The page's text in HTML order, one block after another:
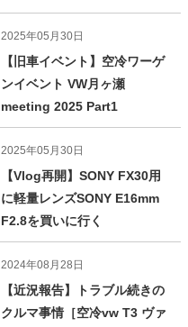
2025年05月30日
【旧車イベント】空冷ワーゲ
ンイベント VW月ヶ瀬
meeting 2025 Part1
2025年05月30日
【Vlog再開】SONY FX30用
に軽量レンズSONY E16mm
F2.8を買いに行く
2024年08月28日
【近況報告】トラブル続きの
クルマ事情［空冷vw T3 ヴァ